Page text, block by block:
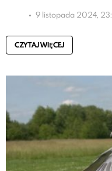
9 listopada 2024,
CZYTAJ WIĘCEJ